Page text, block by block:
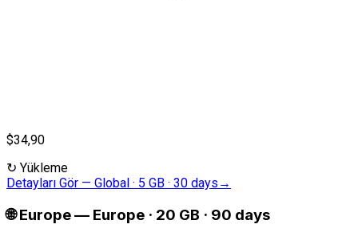
$34,90
↻ Yükleme
Detayları Gör — Global · 5 GB · 30 days →
🌐 Europe— Europe · 20 GB · 90 days